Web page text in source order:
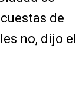
de
no, dijo el